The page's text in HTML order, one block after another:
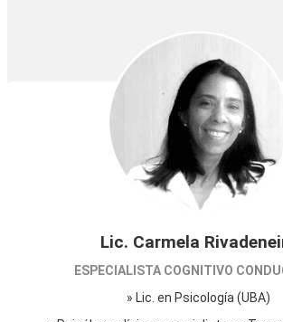
Lic. Carmela
ESPECIALISTA COGNITIVO
» Lic. en Psicología (UBA)